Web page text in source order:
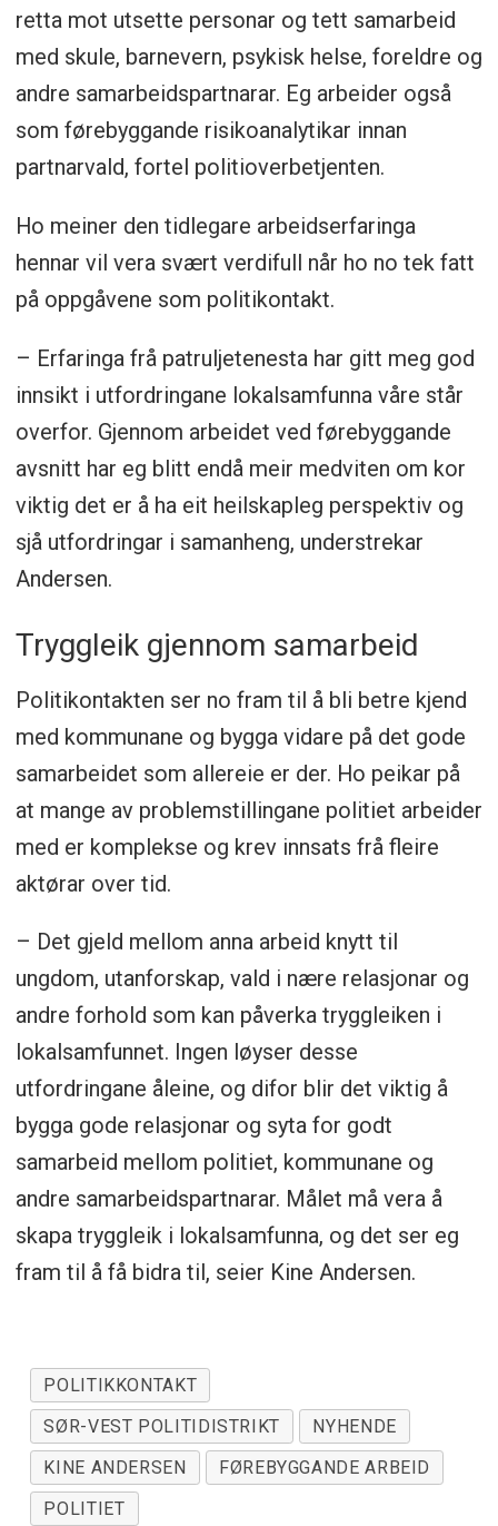
retta mot utsette personar og tett samarbeid
med skule, barnevern, psykisk helse, foreldre og
andre samarbeidspartnarar. Eg arbeider også
som førebyggande risikoanalytikar innan
partnarvald, fortel politioverbetjenten.
Ho meiner den tidlegare arbeidserfaringa
hennar vil vera svært verdifull når ho no tek fatt
på oppgåvene som politikontakt.
– Erfaringa frå patruljetenesta har gitt meg god
innsikt i utfordringane lokalsamfunna våre står
overfor. Gjennom arbeidet ved førebyggande
avsnitt har eg blitt endå meir medviten om kor
viktig det er å ha eit heilskapleg perspektiv og
sjå utfordringar i samanheng, understrekar
Andersen.
Tryggleik gjennom samarbeid
Politikontakten ser no fram til å bli betre kjend
med kommunane og bygga vidare på det gode
samarbeidet som allereie er der. Ho peikar på
at mange av problemstillingane politiet arbeider
med er komplekse og krev innsats frå fleire
aktørar over tid.
– Det gjeld mellom anna arbeid knytt til
ungdom, utanforskap, vald i nære relasjonar og
andre forhold som kan påverka tryggleiken i
lokalsamfunnet. Ingen løyser desse
utfordringane åleine, og difor blir det viktig å
bygga gode relasjonar og syta for godt
samarbeid mellom politiet, kommunane og
andre samarbeidspartnarar. Målet må vera å
skapa tryggleik i lokalsamfunna, og det ser eg
fram til å få bidra til, seier Kine Andersen.
POLITIKKONTAKT
SØR-VEST POLITIDISTRIKT
NYHENDE
KINE ANDERSEN
FØREBYGGANDE ARBEID
POLITIET